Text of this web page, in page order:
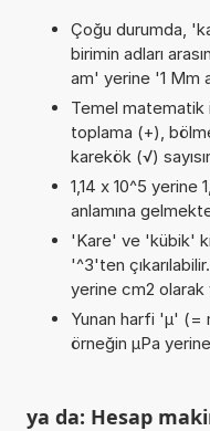
Çoğu durumda,
birimin adları
am' yerine '1 Mm
Temel matematik
toplama (+),
karekök (√)
1,14 x 10^5 yerine
anlamına
'Kare' ve 'kübik'
'^3'ten
yerine cm2 olarak
Yunan harfi 'µ' (=
örneğin µPa
ya da: Hesap